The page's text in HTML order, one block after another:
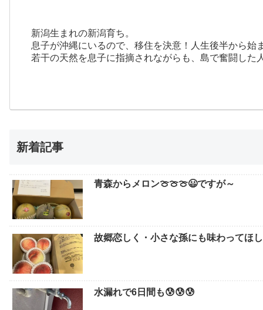
新潟生まれの新潟育ち。
息子が沖縄にいるので、移住を決意！人生後半から
若干の天然を息子に指摘されながらも、島で奮闘した
新着記事
青森からメロン🍈🍈🍈😃ですが～
故郷恋しく・小さな孫にも味わってほ
水漏れで6日間も😰😰😰